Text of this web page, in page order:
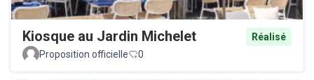
Kiosque au Jardin Michelet
Réalisé
Proposition officielle
0